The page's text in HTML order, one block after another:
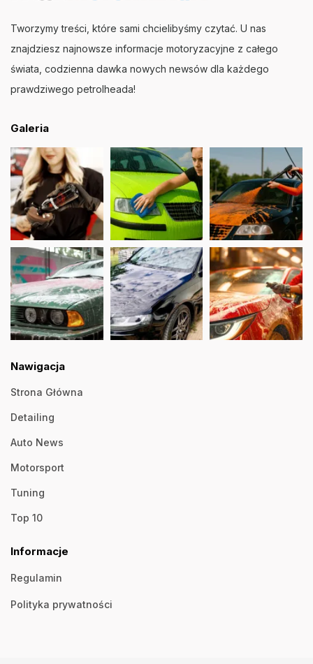
Tworzymy treści, które sami chcielibyśmy czytać. U nas
znajdziesz najnowsze informacje motoryzacyjne z całego
świata, codzienna dawka nowych newsów dla każdego
prawdziwego petrolheada!
Galeria
Nawigacja
Strona Główna
Detailing
Auto News
Motorsport
Tuning
Top 10
Informacje
Regulamin
Polityka prywatności